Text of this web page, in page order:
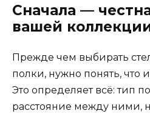
Сначала —
вашей
Прежде чем выбирать
полки, нужно понять, что
Это определяет всё: тип
расстояние между ними,